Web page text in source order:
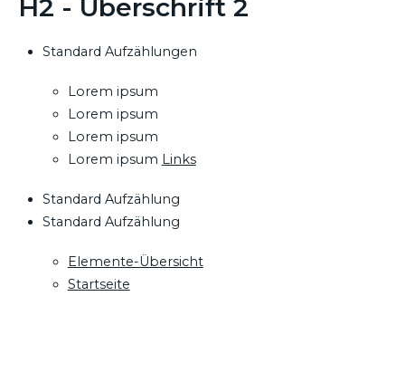
H2 - Überschrift 2
Standard Aufzählungen
Lorem ipsum
Lorem ipsum
Lorem ipsum
Lorem ipsum Links
Standard Aufzählung
Standard Aufzählung
Elemente-Übersicht
Startseite